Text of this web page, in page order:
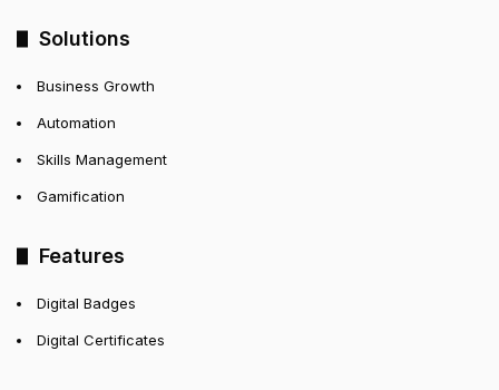
Solutions
Business Growth
Automation
Skills Management
Gamification
Features
Digital Badges
Digital Certificates